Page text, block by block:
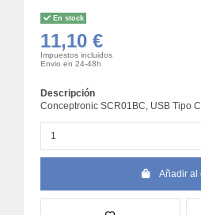
En stock
11,10 €
Impuestos incluidos
Envio en 24-48h
Descripción
Conceptronic SCR01BC, USB Tipo
Añadir al